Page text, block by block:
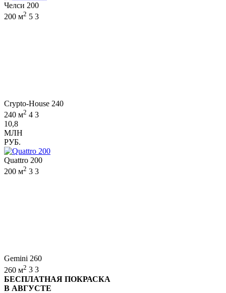
Челси 200
200 м2 5 3
Crypto-House 240
240 м2 4 3
10,8
МЛН
РУБ.
Quattro 200
200 м2 3 3
Gemini 260
260 м2 3 3
БЕСПЛАТНАЯ ПОКРАСКА
В АВГУСТЕ